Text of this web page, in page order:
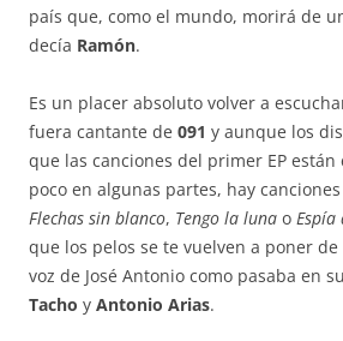
país que, como el mundo, morirá de
decía Ramón.
Es un placer absoluto volver a
fuera cantante de 091 y aunque los
que las canciones del primer EP están
poco en algunas partes, hay
Flechas sin blanco, Tengo la luna o Espía
que los pelos se te vuelven a poner
voz de José Antonio como pasaba en
Tacho y Antonio Arias.